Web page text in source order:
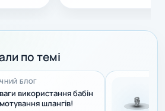
по темі
БЛОГ
використання бабін
шлангів!